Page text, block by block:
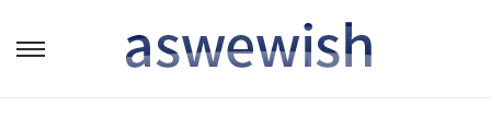
转
跳